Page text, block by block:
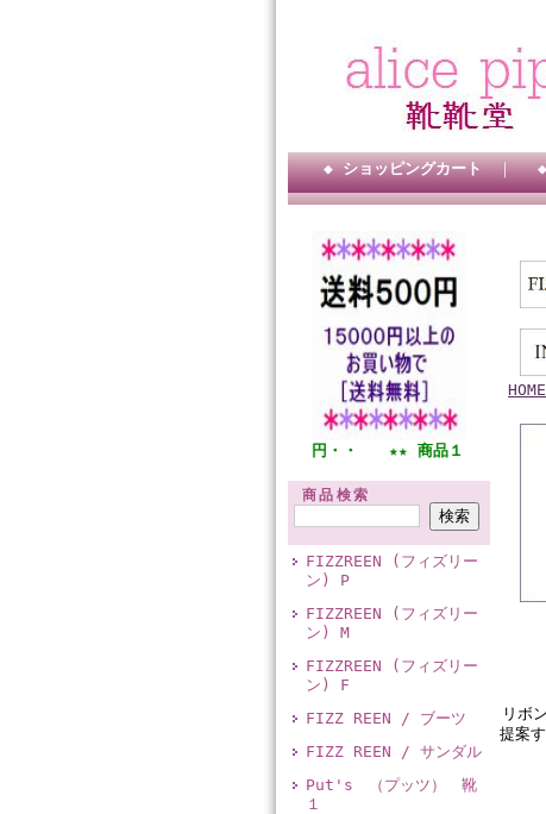
◆ ショッピングカート ｜
★★ 全国一律送料５００円・・ ★★ 商品１５０００円以上
商品検索
FIZZREEN (フィズリー
ン) P
FIZZREEN (フィズリー
ン) M
FIZZREEN (フィズリー
ン) F
FIZZ REEN / ブーツ
FIZZ REEN / サンダル
Put's （プッツ） 靴
１
HOME
リボ
提案